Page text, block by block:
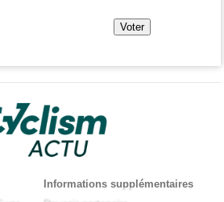
Informations supplémentaires